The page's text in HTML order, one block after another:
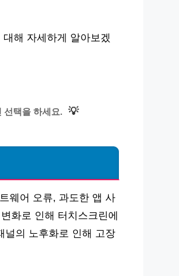
해 자세하게 알아보겠
선택을 하세요. 💡
웨어 오류, 과도한 앱 사
화로 인해 터치스크린에
널의 노후화로 인해 고장